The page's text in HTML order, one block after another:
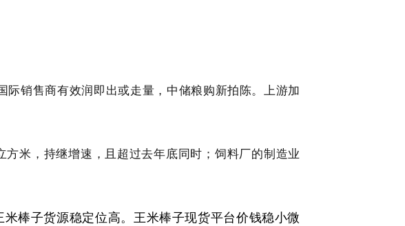
销售商有效润即出或走量，中储粮购新拍陈。上游加
米，持继增速，且超过去年底同时；饲料厂的制造业
棒子货源稳定位高。王米棒子现货平台价钱稳小微